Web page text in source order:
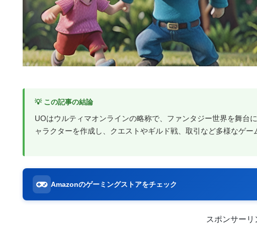
💡 この記事の結論
UOはウルティマオンラインの略称で、ファンタジー世界を舞台
ャラクターを作成し、クエストやギルド戦、取引など多様なゲ
Amazonのゲーミングストアをチェック
スポンサーリ